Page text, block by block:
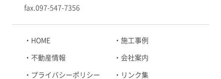
fax.097-547-7356
HOME 施工事例
不動産情報 会社案内
プライバシーポリシー リンク集